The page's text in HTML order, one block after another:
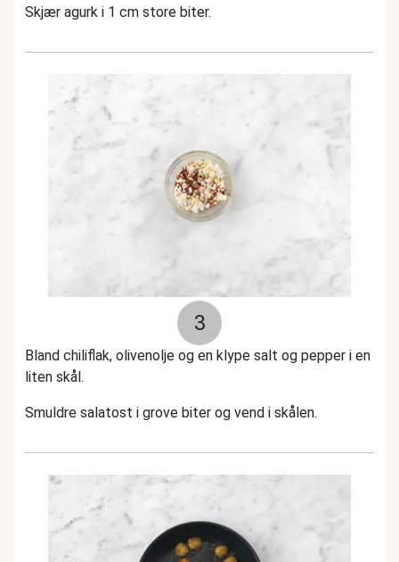
Skjær agurk i 1 cm store biter.
3
Bland chiliflak, olivenolje og en klype salt og pepper i en
liten skål.
Smuldre salatost i grove biter og vend i skålen.